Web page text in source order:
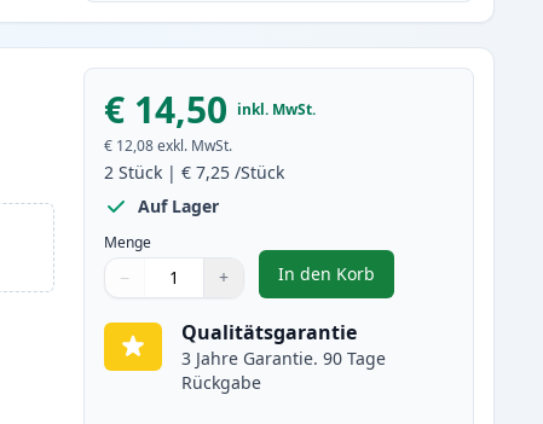
€ 14,50 inkl. MwSt.
€ 12,08 exkl. MwSt.
2 Stück |€ 7,25 /Stück
Auf Lager
Menge
Menge
Verwenden Sie die Tasten, um anzupassen
− +
Menge 1
In den Korb
, 2 stück Canon CLI-
Qualitätsgarantie
3 Jahre Garantie. 90 Tage
Rückgabe